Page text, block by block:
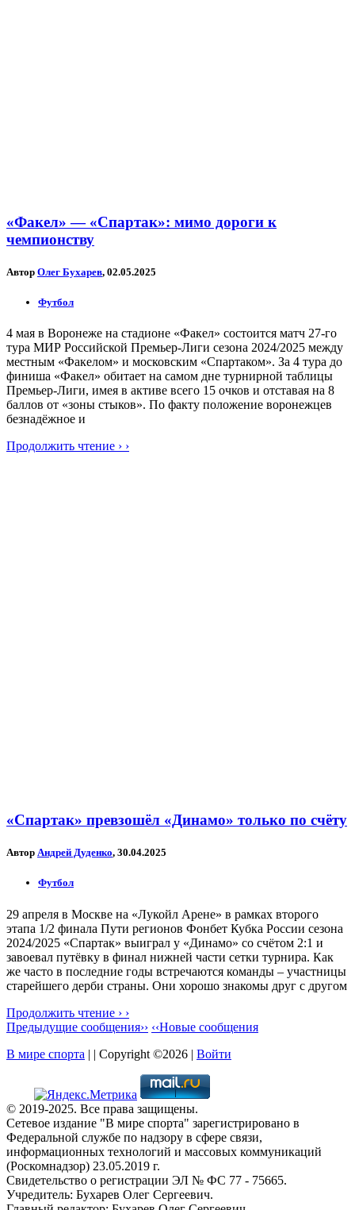
«Факел» — «Спартак»: мимо дороги к
чемпионству
Автор Олег Бухарев, 02.05.2025
Футбол
4 мая в Воронеже на стадионе «Факел» состоится матч 27-го
тура МИР Российской Премьер-Лиги сезона 2024/2025 между
местным «Факелом» и московским «Спартаком». За 4 тура до
финиша «Факел» обитает на самом дне турнирной таблицы
Премьер-Лиги, имея в активе всего 15 очков и отставая на 8
баллов от «зоны стыков». По факту положение воронежцев
безнадёжное и
Продолжить чтение › ›
«Спартак» превзошёл «Динамо» только по счёту
Автор Андрей Дуденко, 30.04.2025
Футбол
29 апреля в Москве на «Лукойл Арене» в рамках второго
этапа 1/2 финала Пути регионов Фонбет Кубка России сезона
2024/2025 «Спартак» выиграл у «Динамо» со счётом 2:1 и
завоевал путёвку в финал нижней части сетки турнира. Как
же часто в последние годы встречаются команды – участницы
старейшего дерби страны. Они хорошо знакомы друг с другом
Продолжить чтение › ›
Предыдущие сообщения›› ‹‹Новые сообщения
В мире спорта | | Copyright ©2026 | Войти
© 2019-2025. Все права защищены.
Сетевое издание "В мире спорта" зарегистрировано в
Федеральной службе по надзору в сфере связи,
информационных технологий и массовых коммуникаций
(Роскомнадзор) 23.05.2019 г.
Свидетельство о регистрации ЭЛ № ФС 77 - 75665.
Учредитель: Бухарев Олег Сергеевич.